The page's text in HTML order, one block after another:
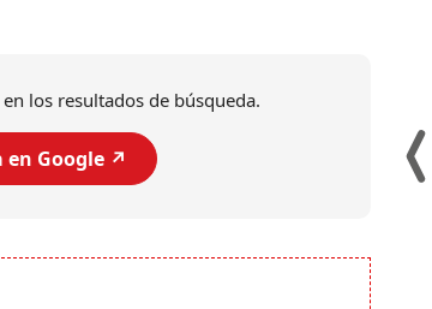
los resultados de búsqueda.
en Google ↗️
al sur de Japón, provocando una